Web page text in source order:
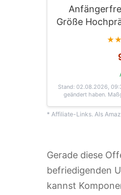
Größe
Stand: 02.08.2026,
geändert haben.
* Affiliate-Links. Als
Gerade diese
befriedigenden
kannst